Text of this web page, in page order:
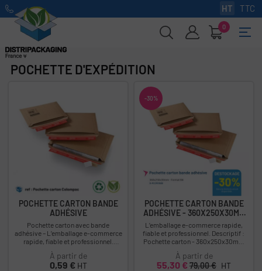
HT TTC
0 ☰
POCHETTE D'EXPÉDITION
POCHETTE CARTON BANDE
ADHÉSIVE
Pochette carton avec bande
adhésive – L’emballage e-commerce
rapide, fiable et professionnel.
Pensée pour les e-commerçants
exigeants. La...
À partir de
Prix
0,59 € HT
-30%
POCHETTE CARTON BANDE
ADHÉSIVE - 360X250X30MM
-...
L’emballage e-commerce rapide,
fiable et professionnel. Descriptif :
Pochette carton - 360x250x30mm
À partir de
Prix
55,30 € Prix
79,00 € HT